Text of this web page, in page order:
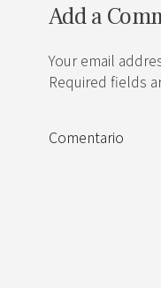
Add a
Your email
Required fields
Comentario